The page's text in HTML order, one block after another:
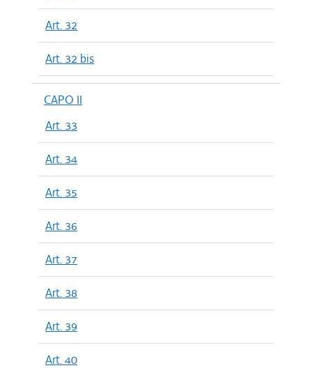
Art. 32
Art. 32 bis
CAPO II
Art. 33
Art. 34
Art. 35
Art. 36
Art. 37
Art. 38
Art. 39
Art. 40